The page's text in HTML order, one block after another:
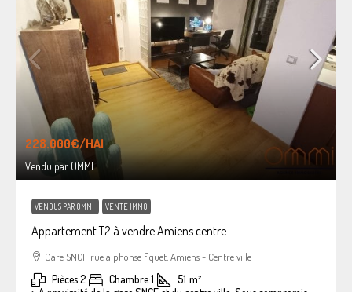
228.000€/HAI
Vendu par OMMI !
VENDUS PAR OMMI VENTE IMMO
Appartement T2 à vendre Amiens centre
Gare SNCF rue alphonse fiquet, Amiens - Centre ville
Pièces:2 Chambre:1 51 m²